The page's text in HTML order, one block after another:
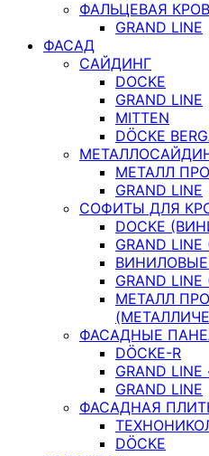
ФАЛЬЦЕВАЯ
GRAND LINE
ФАСАД
САЙДИНГ
DOCKE
GRAND LINE
MITTEN
DÖCKE
МЕТАЛЛ
GRAND LINE
СОФИТЫ ДЛЯ
DOCKE
GRAND
GRAND
МЕТАЛЛ
ФАСАДНЫЕ
DÖCKE-R
GRAND
GRAND LINE
ФАСАДНАЯ
DÖCKE